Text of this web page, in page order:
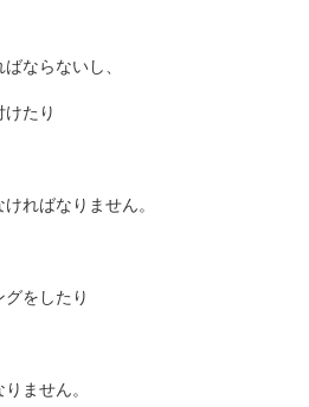
ならないし、
たり
ればなりません。
グをしたり
ません。